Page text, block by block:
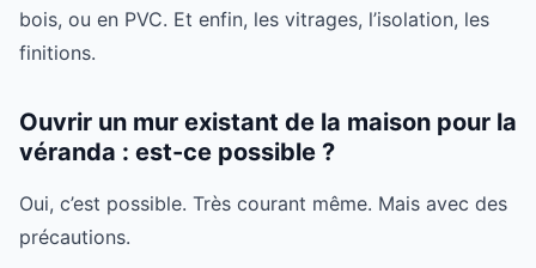
bois, ou en PVC. Et enfin, les vitrages, l’isolation, les
finitions.
Ouvrir un mur existant de la maison pour la
véranda : est-ce possible ?
Oui, c’est possible. Très courant même. Mais avec des
précautions.